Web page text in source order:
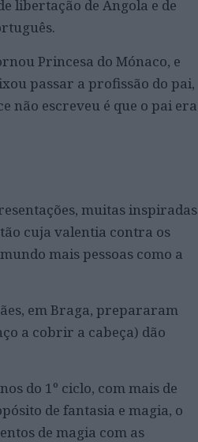
libertação de Angola e de
Princesa do Mónaco, e
passar a profissão do pai,
não escreveu é que o pai era
muitas inspiradas
cuja valentia contra os
mais pessoas como a
em Braga, prepararam
a cobrir a cabeça) dão
do 1º ciclo, com mais de
de fantasia e magia, o
de magia com as